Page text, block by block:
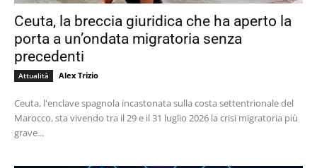
Ceuta, la breccia giuridica che ha aperto la
porta a un’ondata migratoria senza
precedenti
Attualità Alex Trizio
Ceuta, l'enclave spagnola incastonata sulla costa settentrionale del
Marocco, sta vivendo tra il 29 e il 31 luglio 2026 la crisi migratoria più
grave...